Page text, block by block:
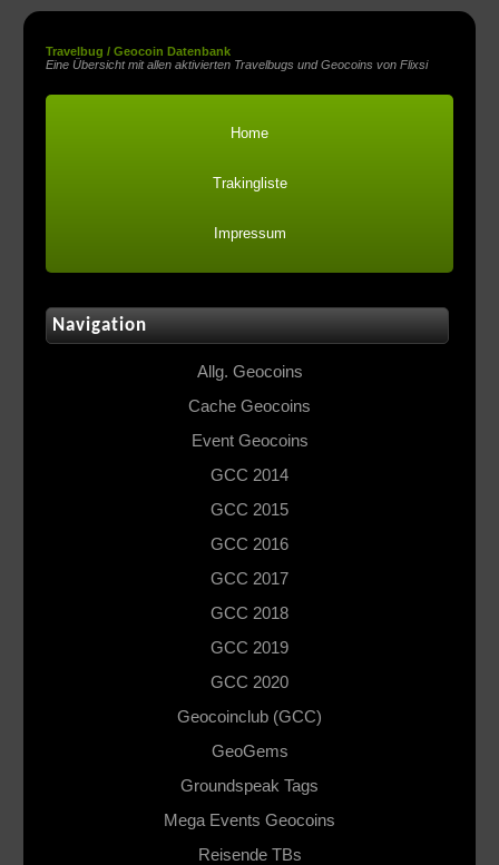
Travelbug / Geocoin Datenbank
Eine Übersicht mit allen aktivierten Travelbugs und Geocoins von Flixsi
Home
Trakingliste
Impressum
Navigation
Allg. Geocoins
Cache Geocoins
Event Geocoins
GCC 2014
GCC 2015
GCC 2016
GCC 2017
GCC 2018
GCC 2019
GCC 2020
Geocoinclub (GCC)
GeoGems
Groundspeak Tags
Mega Events Geocoins
Reisende TBs